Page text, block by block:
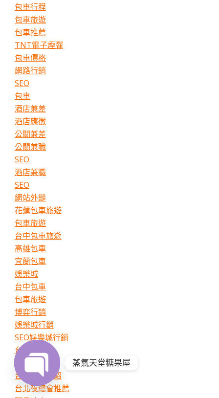
包車行程
包車旅遊
包車推薦
TNT電子煙彈
包車價格
網路行銷
SEO
包車
酒店兼差
酒店應徵
公關兼差
公關兼職
SEO
酒店兼職
SEO
網站外鏈
花蓮包車旅遊
包車旅遊
台中包車旅遊
高雄包車
宜蘭包車
娛樂城
台中包車
包車旅遊
博弈行銷
娛樂城行銷
SEO娛樂城行銷
台北夜總會
台北夜總會
台北酒店介紹
台北夜總會推薦
蒸氣天堂糖果屋
Open